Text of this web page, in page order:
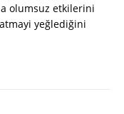
olumsuz etkilerini
yeğlediğini